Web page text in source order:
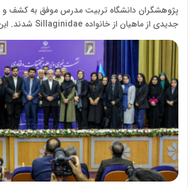
پژوهشگران دانشگاه تربیت مدرس موفق به کشف و
جدیدی از ماهیان از خانواده Sillaginidae شدند. این گونه…